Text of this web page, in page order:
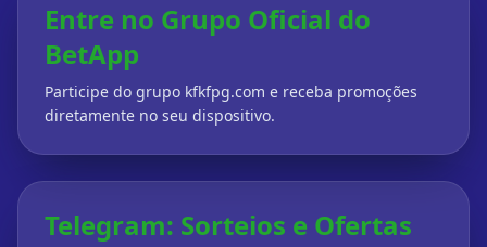
Entre no Grupo Oficial do
BetApp
Participe do grupo kfkfpg.com e receba promoções
diretamente no seu dispositivo.
Telegram: Sorteios e Ofertas